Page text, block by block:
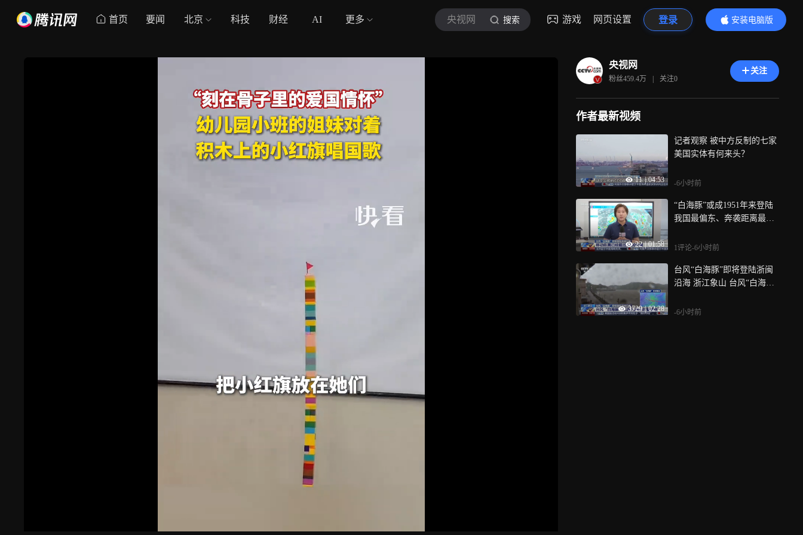
首页 要闻 北京 科技 财经 AI 更多 央视网 搜索 游戏 网页设置 登录
安装电脑版
内容更精彩
央视网
粉丝459.4万 | 关注0
关注
作者最新视频
11 | 04:53
记者观察 被中方反制的七家
美国实体有何来头？
-6小时前
22 | 01:58
“白海豚”或成1951年来登陆
我国最偏东、奔袭距离最远
1评论-6小时前
3729 | 02:28
台风“白海豚”即将登陆浙闽
沿海 浙江象山 台风“白海豚”
-6小时前